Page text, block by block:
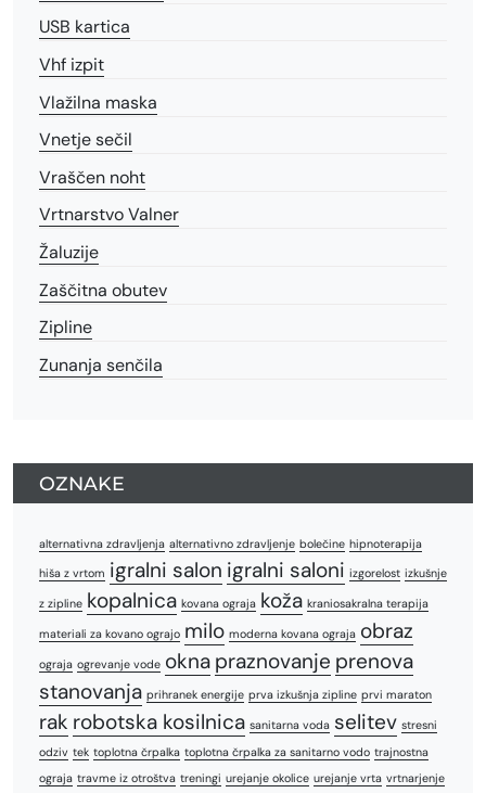
USB kartica
Vhf izpit
Vlažilna maska
Vnetje sečil
Vraščen noht
Vrtnarstvo Valner
Žaluzije
Zaščitna obutev
Zipline
Zunanja senčila
OZNAKE
alternativna zdravljenja alternativno zdravljenje bolečine hipnoterapija
hiša z vrtom igralni salon igralni saloni izgorelost izkušnje
z zipline kopalnica kovana ograja koža kraniosakralna terapija
materiali za kovano ograjo milo moderna kovana ograja obraz
ograja ogrevanje vode okna praznovanje prenova
stanovanja prihranek energije prva izkušnja zipline prvi maraton
rak robotska kosilnica sanitarna voda selitev stresni
odziv tek toplotna črpalka toplotna črpalka za sanitarno vodo trajnostna
ograja travme iz otroštva treningi urejanje okolice urejanje vrta vrtnarjenje